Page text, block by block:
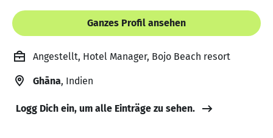
Ganzes Profil ansehen
Angestellt, Hotel Manager, Bojo Beach resort
Ghāna, Indien
Logg Dich ein, um alle Einträge zu sehen.